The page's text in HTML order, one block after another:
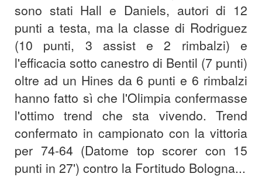
sono stati Hall e Daniels, autori di 12
punti a testa, ma la classe di Rodriguez
(10 punti, 3 assist e 2 rimbalzi) e
l'efficacia sotto canestro di Bentil (7 punti)
oltre ad un Hines da 6 punti e 6 rimbalzi
hanno fatto sì che l'Olimpia confermasse
l'ottimo trend che sta vivendo. Trend
confermato in campionato con la vittoria
per 74-64 (Datome top scorer con 15
punti in 27') contro la Fortitudo Bologna...